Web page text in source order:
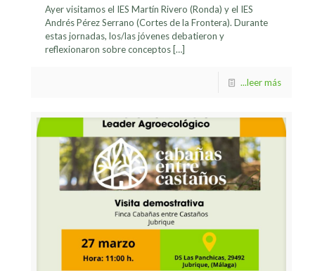
Ayer visitamos el IES Martín Rivero (Ronda) y el IES
Andrés Pérez Serrano (Cortes de la Frontera). Durante
estas jornadas, los/las jóvenes debatieron y
reflexionaron sobre conceptos […]
...leer más